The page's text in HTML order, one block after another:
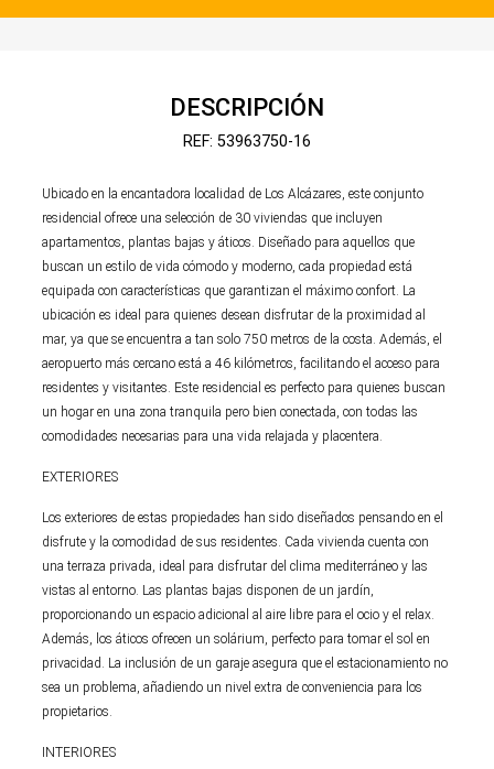
DESCRIPCIÓN
REF: 53963750-16
Ubicado en la encantadora localidad de Los Alcázares, este conjunto
residencial ofrece una selección de 30 viviendas que incluyen
apartamentos, plantas bajas y áticos. Diseñado para aquellos que
buscan un estilo de vida cómodo y moderno, cada propiedad está
equipada con características que garantizan el máximo confort. La
ubicación es ideal para quienes desean disfrutar de la proximidad al
mar, ya que se encuentra a tan solo 750 metros de la costa. Además, el
aeropuerto más cercano está a 46 kilómetros, facilitando el acceso para
residentes y visitantes. Este residencial es perfecto para quienes buscan
un hogar en una zona tranquila pero bien conectada, con todas las
comodidades necesarias para una vida relajada y placentera.
EXTERIORES
Los exteriores de estas propiedades han sido diseñados pensando en el
disfrute y la comodidad de sus residentes. Cada vivienda cuenta con
una terraza privada, ideal para disfrutar del clima mediterráneo y las
vistas al entorno. Las plantas bajas disponen de un jardín,
proporcionando un espacio adicional al aire libre para el ocio y el relax.
Además, los áticos ofrecen un solárium, perfecto para tomar el sol en
privacidad. La inclusión de un garaje asegura que el estacionamiento no
sea un problema, añadiendo un nivel extra de conveniencia para los
propietarios.
INTERIORES